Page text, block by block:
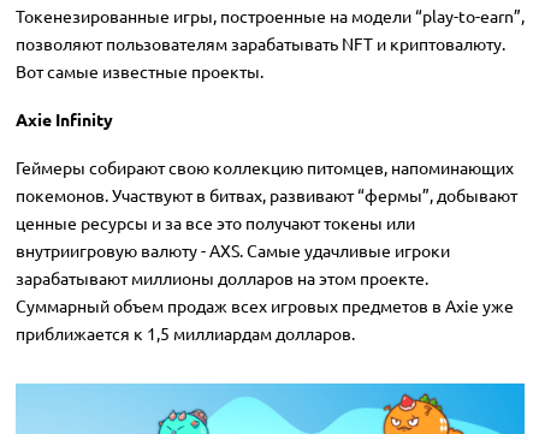
Токенезированные игры, построенные на модели “play-to-earn”,
позволяют пользователям зарабатывать NFT и криптовалюту.
Вот самые известные проекты.
Axie Infinity
Геймеры собирают свою коллекцию питомцев, напоминающих
покемонов. Участвуют в битвах, развивают “фермы”, добывают
ценные ресурсы и за все это получают токены или
внутриигровую валюту - AXS. Самые удачливые игроки
зарабатывают миллионы долларов на этом проекте.
Суммарный объем продаж всех игровых предметов в Axie уже
приближается к 1,5 миллиардам долларов.